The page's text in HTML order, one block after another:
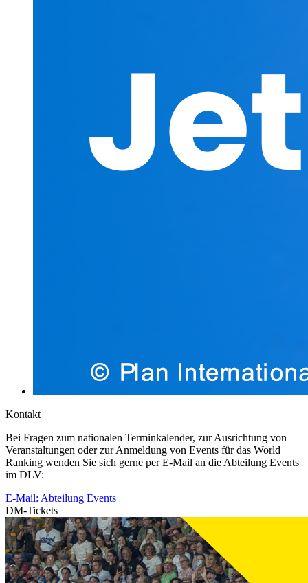
Kontakt
Bei Fragen zum nationalen Terminkalender, zur Ausrichtung von
Veranstaltungen oder zur Anmeldung von Events für das World
Ranking wenden Sie sich gerne per E-Mail an die Abteilung Events
im DLV:
E-Mail: Abteilung Events
DM-Tickets